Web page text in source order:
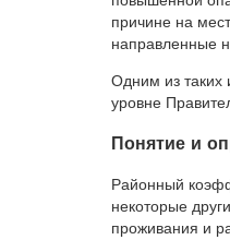
причине на
направленные
Одним из таких
уровне
Понятие и
Районный
некоторые
проживания и